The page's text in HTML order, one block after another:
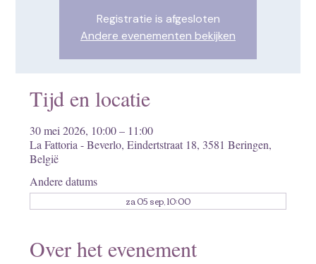
Registratie is afgesloten
Andere evenementen bekijken
Tijd en locatie
30 mei 2026, 10:00 – 11:00
La Fattoria - Beverlo, Eindertstraat 18, 3581 Beringen,
België
Andere datums
za 05 sep, 10:00
Over het evenement